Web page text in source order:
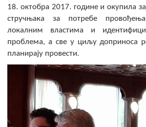
ИНФО
Вијести
Активности
Јавни позиви
Обавјештења
Заштита од пожара
18. октобра 2017. године и окупила
стручњака за потребе
локалним властима и
проблема, а све у циљу доприноса
планирају провести.